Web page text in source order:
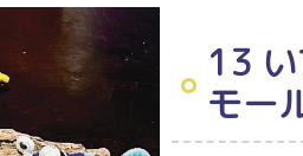
13
モー